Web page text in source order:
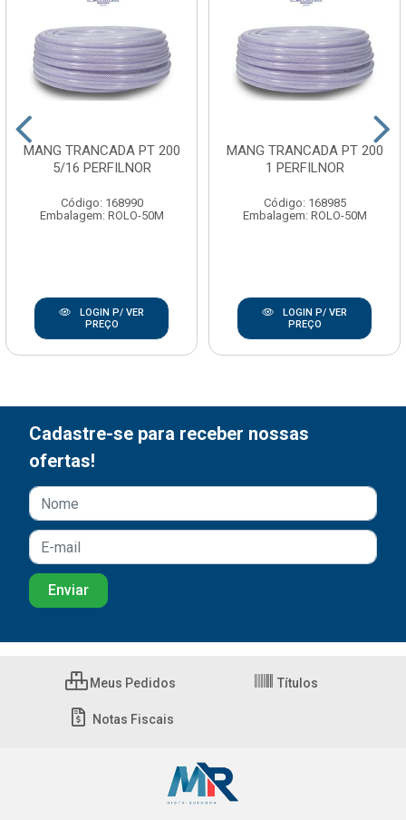
MANG TRANCADA PT 200
5/16 PERFILNOR
Código: 168990
Embalagem: ROLO-50M
LOGIN P/ VER
PREÇO
MANG TRANCADA PT 200
1 PERFILNOR
Código: 168985
Embalagem: ROLO-50M
LOGIN P/ VER
PREÇO
Cadastre-se para receber nossas
ofertas!
Meus Pedidos Títulos
Notas Fiscais